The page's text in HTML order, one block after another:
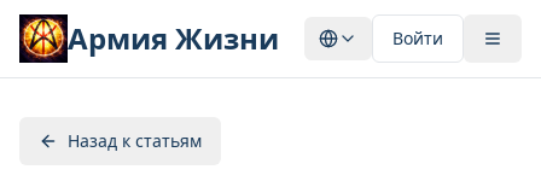
Армия Жизни Войти
Назад к статьям